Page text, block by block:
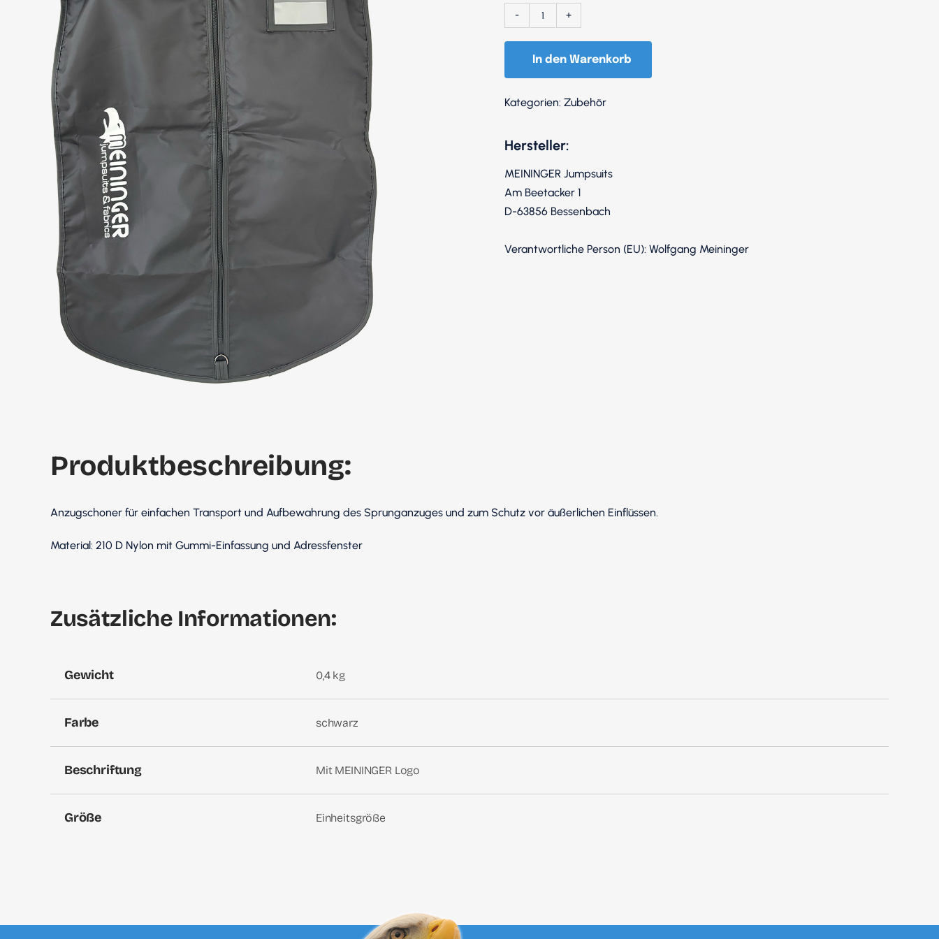
Protector
Menge
In den Warenkorb
Kategorien: Zubehör
Hersteller:
MEININGER Jumpsuits
Am Beetacker 1
D-63856 Bessenbach
Verantwortliche Person (EU): Wolfgang Meininger
Produktbeschreibung:
Anzugschoner für einfachen Transport und Aufbewahrung des Sprunganzuges und zum Schutz vor äußerlichen Einflüssen.
Material: 210 D Nylon mit Gummi-Einfassung und Adressfenster
Zusätzliche Informationen:
Gewicht 0,4 kg
Farbe schwarz
Beschriftung Mit MEININGER Logo
Größe Einheitsgröße